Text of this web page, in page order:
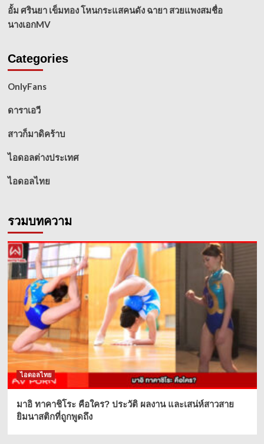
อั้ม ศรินยา เข็มทอง โหนกระแสคนดัง ฉายา สวยแพงสมชื่อ
นางเอกMV
Categories
OnlyFans
ดาราเอวี
สาวก็มาดิคร้าบ
ไอดอลต่างประเทศ
ไอดอลไทย
รวมบทความ
ไอดอลไทย
มาอิ ทาคาชิโระ คือใคร? ประวัติ ผลงาน และเสน่ห์สาวสาย
ยิมนาสติกที่ถูกพูดถึง